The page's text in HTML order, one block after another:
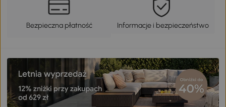
Bezpieczna płatność Informacje i bezpieczeństwo